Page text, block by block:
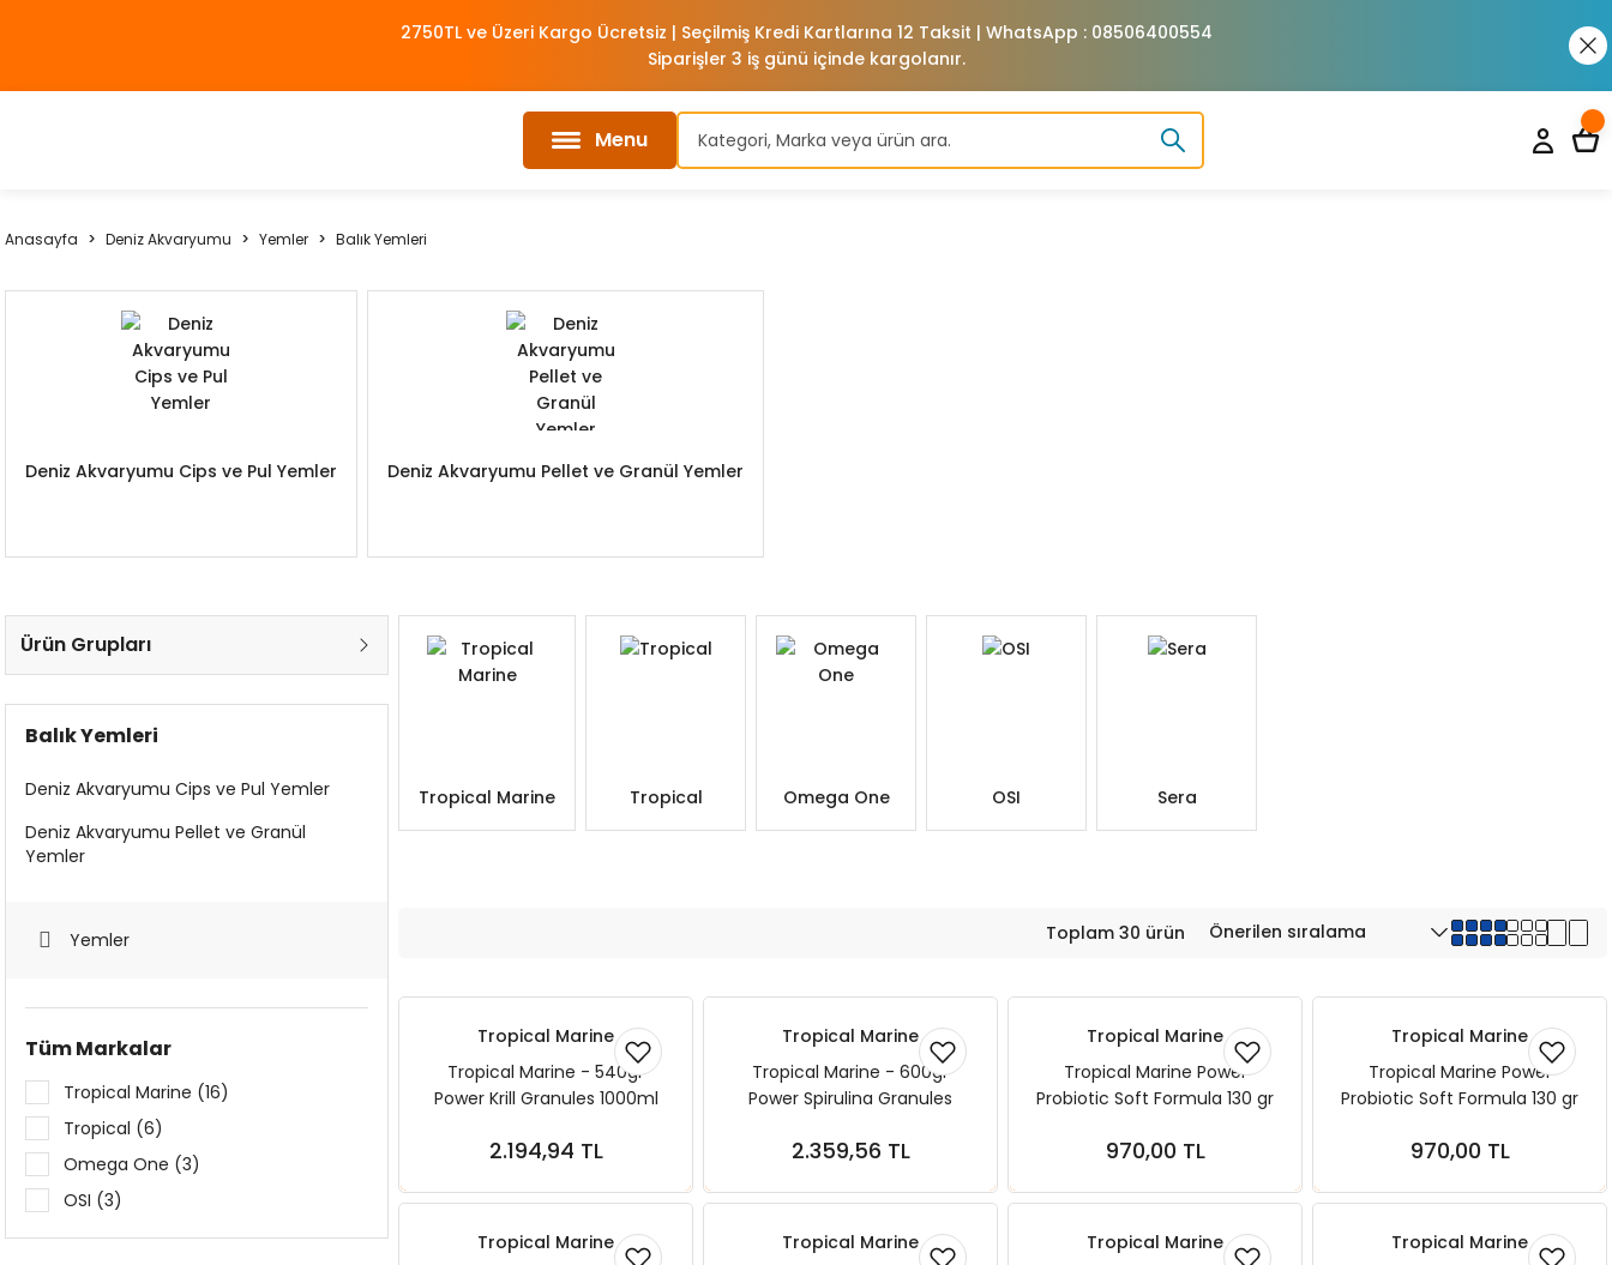
2750TL ve Üzeri Kargo Ücretsiz | Seçilmiş Kredi Kartlarına 12 Taksit | WhatsApp : 08506400554
Siparişler 3 iş günü içinde kargolanır.
Menu
Anasayfa Deniz Akvaryumu Yemler Balık Yemleri
Deniz Akvaryumu Cips ve Pul Yemler Deniz Akvaryumu Pellet ve Granül Yemler
Ürün Grupları
Balık Yemleri
Deniz Akvaryumu Cips ve Pul Yemler
Deniz Akvaryumu Pellet ve Granül
Yemler
Yemler
Tüm Markalar
Tropical Marine (16)
Tropical (6)
Omega One (3)
OSI (3)
Sera (2)
Tropical Marine Tropical Omega One OSI Sera
Toplam 30 ürün
Tropical Marine
Tropical Marine - 540gr
Power Krill Granules 1000ml
2.194,94 TL
Sepete Ekle
Tropical Marine
Tropical Marine - 600gr
Power Spirulina Granules
2.359,56 TL
Sepete Ekle
Tropical Marine
Tropical Marine Power
Probiotic Soft Formula 130 gr
970,00 TL
Sepete Ekle
Tropical Marine
Tropical Marine Power
Probiotic Soft Formula 130 gr
970,00 TL
Sepete Ekle
Tropical Marine
Tropical Marine
Tropical Marine
Tropical Marine